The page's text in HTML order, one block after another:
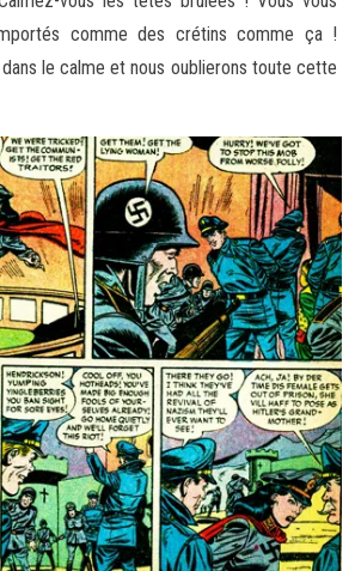
comme des crétins comme ça !
le calme et nous oublierons toute cette